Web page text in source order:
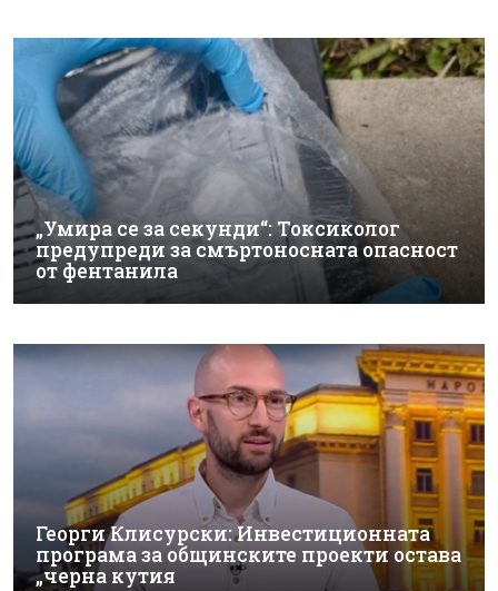
„Умира се за секунди“: Токсиколог
предупреди за смъртоносната опасност
от фентанила
Георги Клисурски: Инвестиционната
програма за общинските проекти остава
„черна кутия